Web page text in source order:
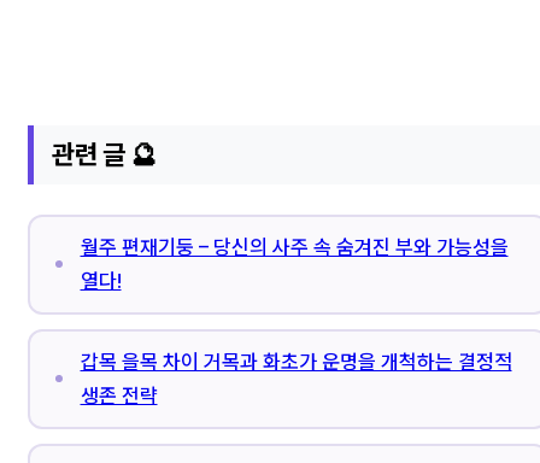
관련 글 🔮
월주 편재기둥 – 당신의 사주 속 숨겨진 부와 가능성을
열다!
갑목 을목 차이 거목과 화초가 운명을 개척하는 결정적
생존 전략